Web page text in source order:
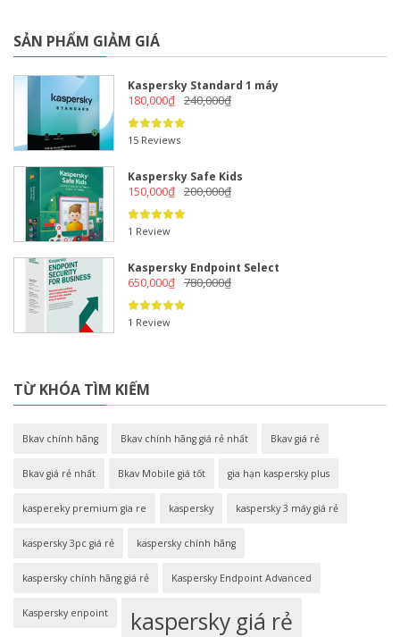
SẢN PHẨM GIẢM GIÁ
Kaspersky Standard 1 máy
240,000₫
180,000₫
15 Reviews
Kaspersky Safe Kids
200,000₫
150,000₫
1 Review
Kaspersky Endpoint Select
780,000₫
650,000₫
1 Review
TỪ KHÓA TÌM KIẾM
Bkav chính hãng Bkav chính hãng giá rẻ nhất Bkav giá rẻ
Bkav giá rẻ nhất Bkav Mobile giá tốt gia hạn kaspersky plus
kaspereky premium gia re kaspersky kaspersky 3 máy giá rẻ
kaspersky 3pc giá rẻ kaspersky chính hãng
kaspersky chính hãng giá rẻ Kaspersky Endpoint Advanced
Kaspersky enpoint kaspersky giá rẻ